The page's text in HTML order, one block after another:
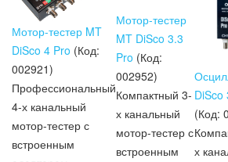
Мотор-тестер MT
DiSco 4 Pro (Код:
002921)
Профессиональный
4-х канальный
мотор-тестер с
встроенным
Мотор-тестер
MT DiSco 3.3
Pro (Код:
002952)
Компактный 3-
х канальный
мотор-тестер с
встроенным
DiSco
(Код:
х